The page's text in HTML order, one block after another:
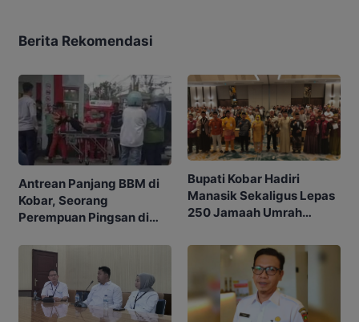
Berita Rekomendasi
Antrean Panjang BBM di
Kobar, Seorang
Perempuan Pingsan di
Bupati Kobar Hadiri
Manasik Sekaligus Lepas
250 Jamaah Umrah